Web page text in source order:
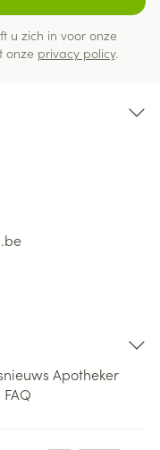
u zich in voor onze
onze privacy policy.
Apotheker
FAQ